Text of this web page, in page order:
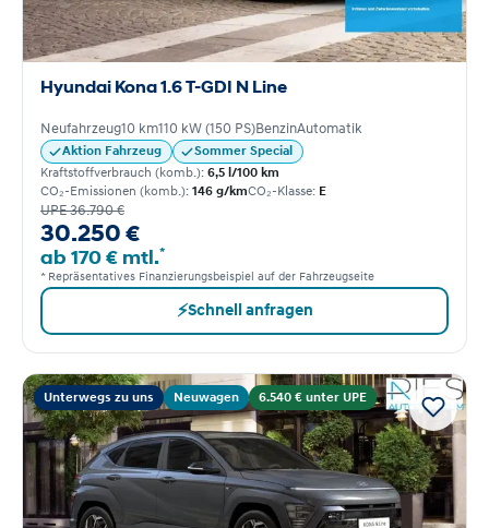
Hyundai Kona 1.6 T-GDI N Line
Neufahrzeug10 km110 kW (150 PS)BenzinAutomatik
Aktion Fahrzeug
Sommer Special
Kraftstoffverbrauch (komb.): 6,5 l/100 km
CO₂-Emissionen (komb.): 146 g/kmCO₂-Klasse: E
UPE 36.790 €
30.250 €
ab 170 € mtl.*
* Repräsentatives Finanzierungsbeispiel auf der Fahrzeugseite
⚡Schnell anfragen
Unterwegs zu uns Neuwagen 6.540 € unter UPE